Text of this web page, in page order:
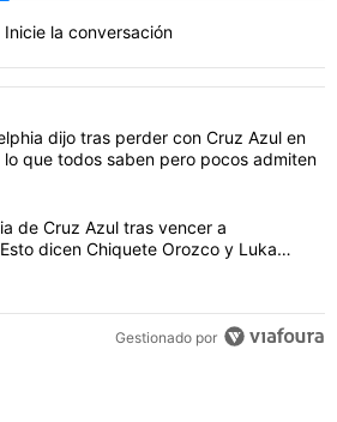
Inicie la conversación
con más comentarios en los
con el título "DT de Philadelphia dijo
dijo tras perder con Cruz Azul en
lo que todos saben pero pocos admiten
con el título "La advertencia de Cruz
de Cruz Azul tras vencer a